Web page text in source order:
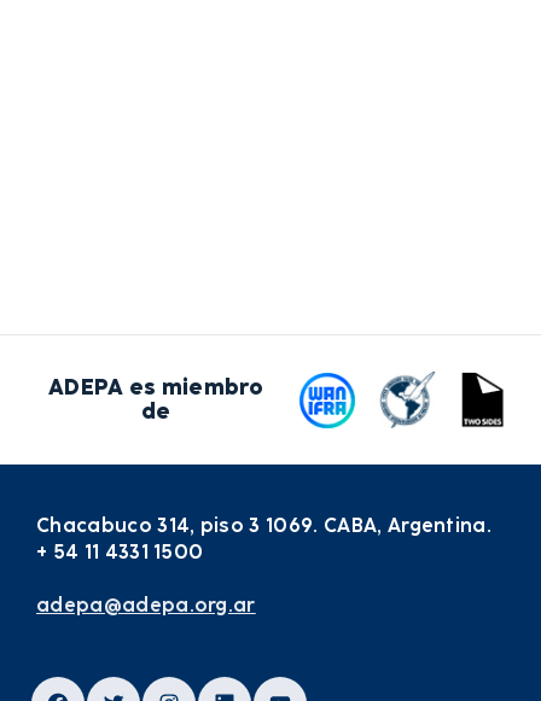
ADEPA es miembro
de
Chacabuco 314, piso 3 1069. CABA, Argentina.
+ 54 11 4331 1500
adepa@adepa.org.ar